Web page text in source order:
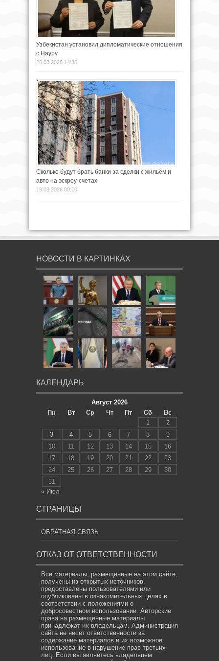
Узбекистан установил дипломатические отношения
с Науру
26.03.2025 14:35
Сколько будут брать банки за сделки с жильём и
авто на эскроу-счетах
19.03.2026 00:10
НОВОСТИ В КАРТИНКАХ
КАЛЕНДАРЬ
Август 2026
Пн
Вт Ср Чт Пт Сб
Вс
1
2
3
4 5 6 7 8
9
10
11 12 13 14 15
16
17
18 19 20 21 22
23
24
25 26 27 28 29
30
31
« Июл
СТРАНИЦЫ
ОБРАТНАЯ СВЯЗЬ
ОТКАЗ ОТ ОТВЕТСТВЕННОСТИ
Все материалы, размещенные на этом сайте,
получены из открытых источников,
предоставлены пользователями или
опубликованы в ознакомительных целях в
соответствии с положениями о
добросовестном использовании. Авторские
права на размещенные материалы
принадлежат их владельцам. Администрация
сайта не несет ответственности за
содержание материалов и их возможное
использование в нарушение прав третьих
лиц. Если вы являетесь владельцем